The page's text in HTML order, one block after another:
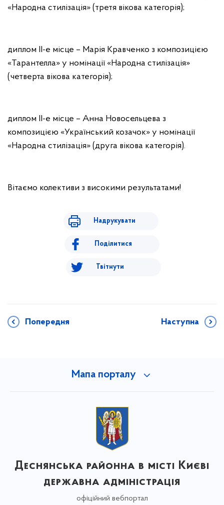
«Народна стилізація» (третя вікова категорія);
диплом ІІ-е місце – Марія Кравченко з композицією
«Тарантелла» у номінації «Народна стилізація»
(четверта вікова категорія);
диплом ІІ-е місце – Анна Новосельцева з
композицією «Український козачок» у номінації
«Народна стилізація» (друга вікова категорія).
Вітаємо колективи з високими результатами!
Надрукувати
Поділитися
Твітнути
Попередня Наступна
Мапа порталу
Деснянська районна в місті Києві
державна адміністрація
офіційний вебпортал